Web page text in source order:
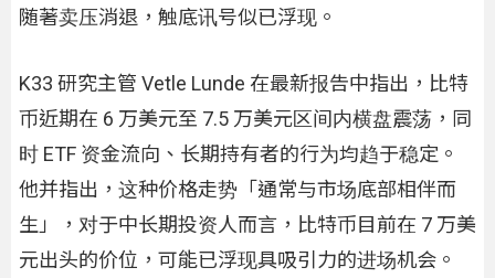
随著卖压消退，触底讯号似已浮现。
K33 研究主管 Vetle Lunde 在最新报告中指出，比特
币近期在 6 万美元至 7.5 万美元区间内横盘震荡，同
时 ETF 资金流向、长期持有者的行为均趋于稳定。
他并指出，这种价格走势「通常与市场底部相伴而
生」，对于中长期投资人而言，比特币目前在 7 万美
元出头的价位，可能已浮现具吸引力的进场机会。